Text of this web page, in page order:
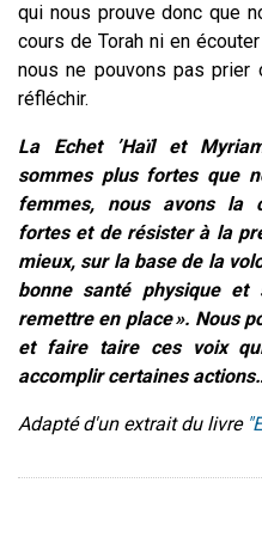
qui nous prouve donc que
cours de Torah ni en
nous ne pouvons pas
réfléchir.
La Echet ’Haïl et
sommes plus fortes que
femmes, nous avons la
fortes et de résister à la
mieux, sur la base de la
bonne santé physique
remettre en place ». Nous
et faire taire ces voix
accomplir certaines
Adapté d'un extrait du livre